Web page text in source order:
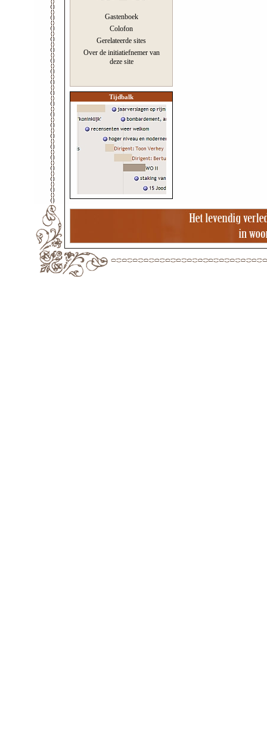
Gastenboek
Colofon
Gerelateerde sites
Over de initiatiefnemer van
deze site
Tijdbalk